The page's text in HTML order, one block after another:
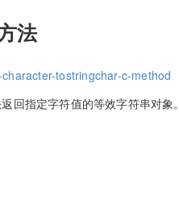
法
tostringchar-c-method
回指定字符值的等效字符串对象